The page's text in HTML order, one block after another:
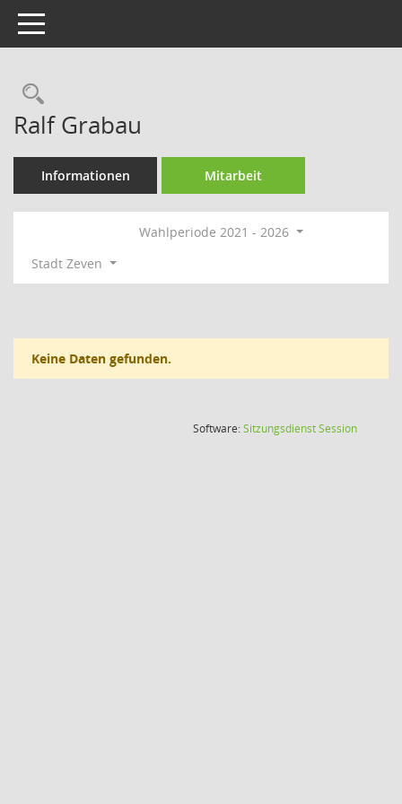
Toggle navigation
Rechercheauswahl
Ralf Grabau
Informationen Mitarbeit
Wahlperiode 2021 - 2026
Stadt Zeven
Keine Daten gefunden.
Software:SitzungsdienstSession(Wird in